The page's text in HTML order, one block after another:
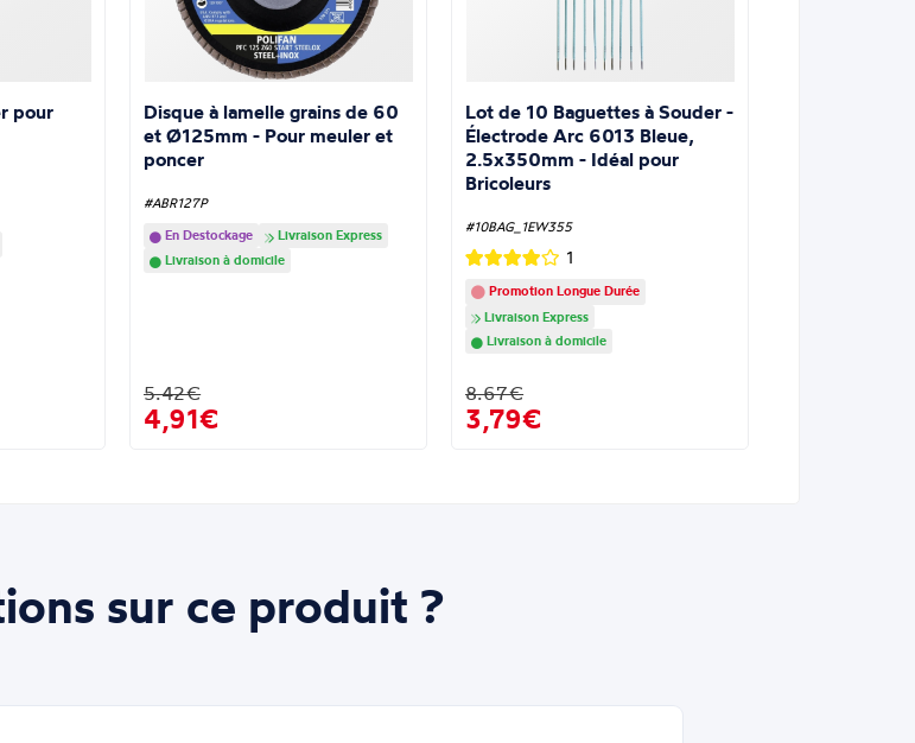
pour
Disque à lamelle grains de 60
et Ø125mm - Pour meuler et
poncer
#ABR127P
En Destockage
Livraison Express
Livraison à domicile
5.42€
4,91€
Lot de 10 Baguettes à Souder -
Électrode Arc 6013 Bleue,
2.5x350mm - Idéal pour
Bricoleurs
#10BAG_1EW355
1
Promotion Longue Durée
Livraison Express
Livraison à domicile
8.67€
3,79€
sur ce produit ?